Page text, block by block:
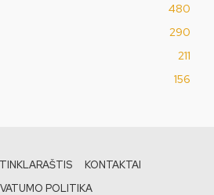
480
290
211
156
TINKLARAŠTIS
KONTAKTAI
POLITIKA